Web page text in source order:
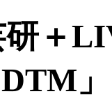
＋
」